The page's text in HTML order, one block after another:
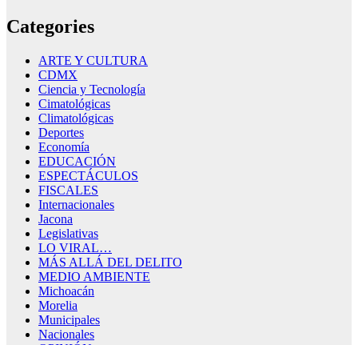
Categories
ARTE Y CULTURA
CDMX
Ciencia y Tecnología
Cimatológicas
Climatológicas
Deportes
Economía
EDUCACIÓN
ESPECTÁCULOS
FISCALES
Internacionales
Jacona
Legislativas
LO VIRAL…
MÁS ALLÁ DEL DELITO
MEDIO AMBIENTE
Michoacán
Morelia
Municipales
Nacionales